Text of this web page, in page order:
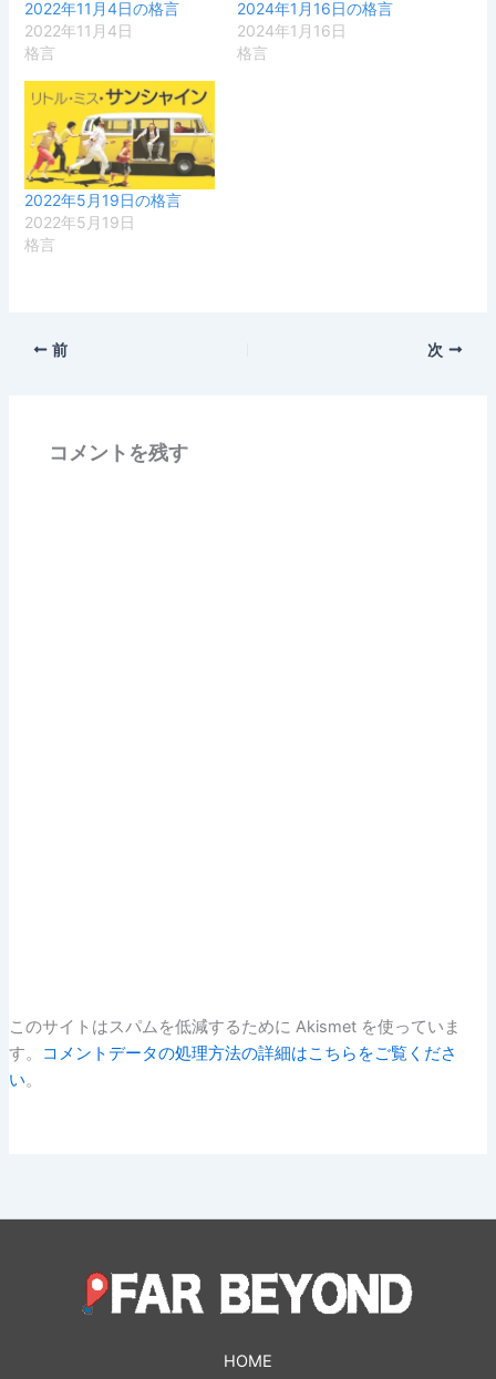
2022年11月4日の格言
2022年11月4日
格言
2024年1月16日の格言
2024年1月16日
格言
2022年5月19日の格言
2022年5月19日
格言
前 次
コメントを残す
このサイトはスパムを低減するために Akismet を使っていま
す。
コメントデータの処理方法の詳細はこちらをご覧くださ
い。
HOME